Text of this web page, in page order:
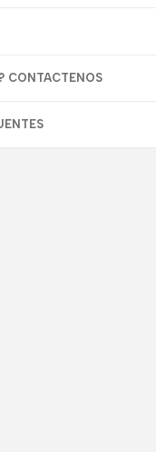
CONTACTENOS